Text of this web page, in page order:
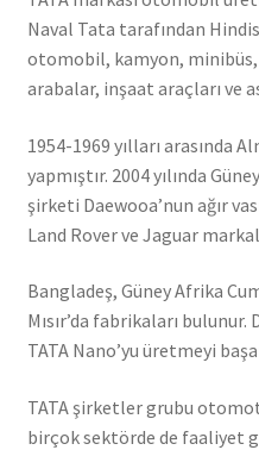
Naval Tata tarafından
otomobil, kamyon,
arabalar, inşaat araçları ve
1954-1969 yılları arasında
yapmıştır. 2004 yılında
şirketi Daewooa’nun ağır
Land Rover ve Jaguar
Bangladeş, Güney Afrika
Mısır’da fabrikaları
TATA Nano’yu üretmeyi
TATA şirketler grubu
birçok sektörde de faaliyet